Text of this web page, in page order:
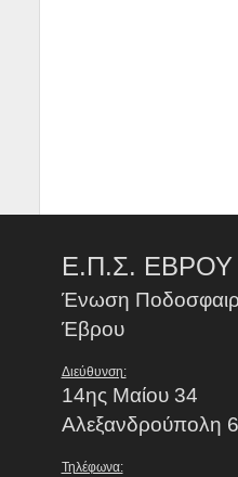
Ε.Π.Σ. ΕΒΡΟΥ
Ένωση
Έβρου
Διεύθυνση:
14ης Μαίου 34
Αλεξανδρούπολη
Τηλέφωνα: